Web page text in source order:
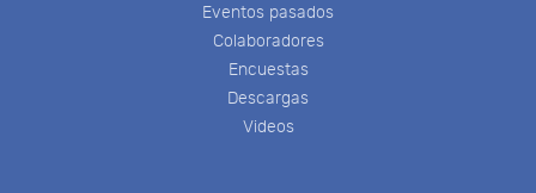
Eventos pasados
Colaboradores
Encuestas
Descargas
Videos